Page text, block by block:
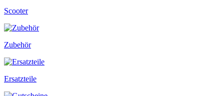
Scooter
Zubehör
Ersatzteile